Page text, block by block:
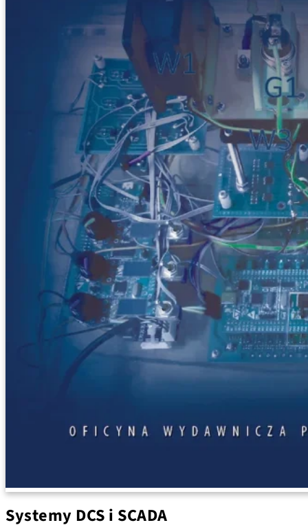
Systemy DCS i SCADA